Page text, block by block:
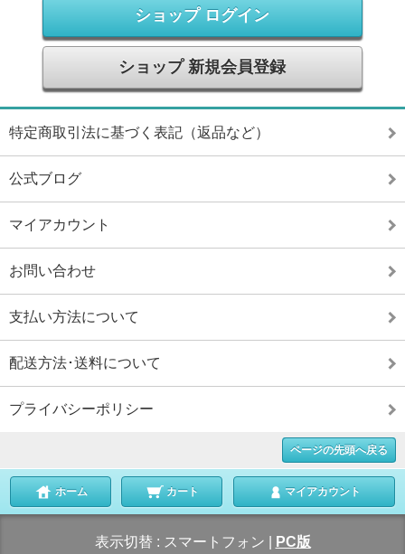
ショップ ログイン
ショップ 新規会員登録
特定商取引法に基づく表記（返品など）
公式ブログ
マイアカウント
お問い合わせ
支払い方法について
配送方法･送料について
プライバシーポリシー
ページの先頭へ戻る
ホーム カート マイアカウント
表示切替 : スマートフォン PC版